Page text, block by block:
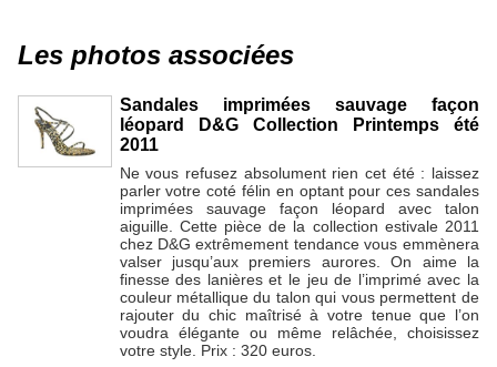
Les photos associées
Sandales imprimées sauvage façon
léopard D&G Collection Printemps été
2011
Ne vous refusez absolument rien cet été : laissez
parler votre coté félin en optant pour ces sandales
imprimées sauvage façon léopard avec talon
aiguille. Cette pièce de la collection estivale 2011
chez D&G extrêmement tendance vous emmènera
valser jusqu’aux premiers aurores. On aime la
finesse des lanières et le jeu de l’imprimé avec la
couleur métallique du talon qui vous permettent de
rajouter du chic maîtrisé à votre tenue que l’on
voudra élégante ou même relâchée, choisissez
votre style. Prix : 320 euros.